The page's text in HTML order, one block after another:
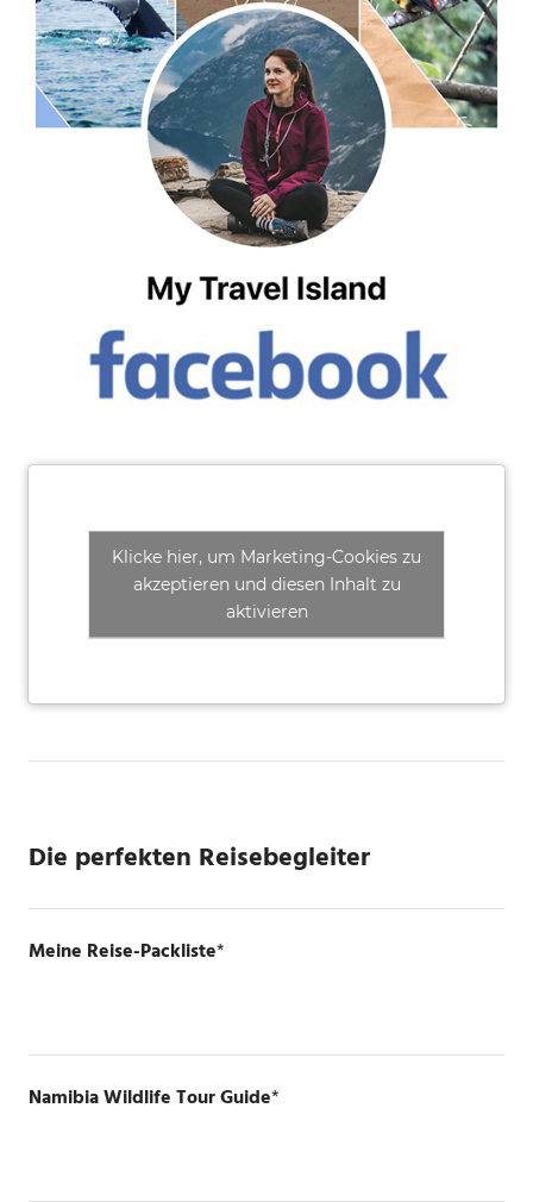
Klicke hier, um Marketing-Cookies zu
akzeptieren und diesen Inhalt zu
aktivieren
Die perfekten Reisebegleiter
Meine Reise-Packliste*
Namibia Wildlife Tour Guide*